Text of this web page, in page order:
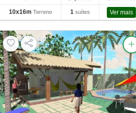
10x16m Terreno 1 suítes Ver mais